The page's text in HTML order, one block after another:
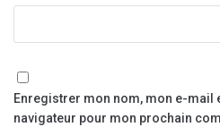
Enregistrer mon nom, mon e-mail
navigateur pour mon prochain